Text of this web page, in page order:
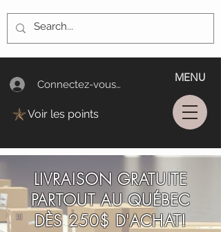
Connectez-vous/Log In
MENU
Voir les points
LIVRAISON GRATUITE
PARTOUT AU QUÉBEC
DÈS 250$ D'ACHAT!